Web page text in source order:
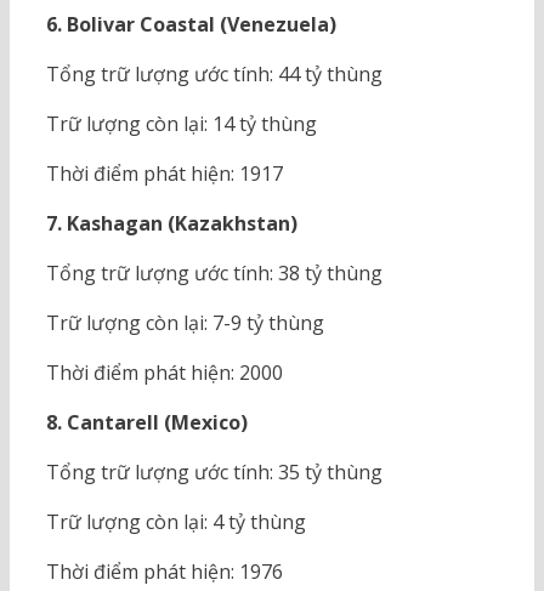
6. Bolivar Coastal (Venezuela)
Tổng trữ lượng ước tính: 44 tỷ thùng
Trữ lượng còn lại: 14 tỷ thùng
Thời điểm phát hiện: 1917
7. Kashagan (Kazakhstan)
Tổng trữ lượng ước tính: 38 tỷ thùng
Trữ lượng còn lại: 7-9 tỷ thùng
Thời điểm phát hiện: 2000
8. Cantarell (Mexico)
Tổng trữ lượng ước tính: 35 tỷ thùng
Trữ lượng còn lại: 4 tỷ thùng
Thời điểm phát hiện: 1976